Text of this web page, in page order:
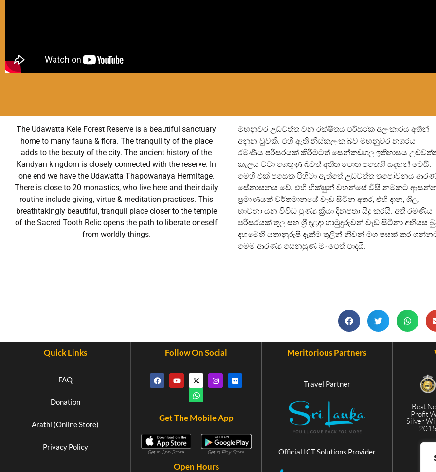
The Udawatta Kele Forest Reserve is a beautiful sanctuary
home to many fauna & flora. The tranquility of the place
adds to the beauty of the city. The ancient history of the
Kandyan kingdom is closely connected with the reserve. In
one end we have the Udawatta Thapowanaya Hermitage.
There is close to 20 monastics, who live here and their daily
routine include giving, virtue & meditation practices. This
breathtakingly beautiful, tranquil place closer to the temple
of the Sacred Tooth Relic opens the path to liberate oneself
from worldly things.
මහනුවර උඩවත්ත වන රක්ෂිතය පරිසරක අලංකාරය අතින්
අනූන වුවකි. එහි ඇති නිස්කලංක බව මහනුවර නගරය
රමණීය පරිසරයක් කිරීමටත් සෙන්කඩගල ඉතිහාසය
කැලය වටා ගෙතුණු බවත් අතීත පොත පතෙහි සදහන් වෙයි.
මෙහි එක් පසෙක පිහිටා ඇත්තේ උඩවත්ත තපෝවනය
සේනාසනය වේ. එහි භික්ෂුන් වහන්සේ විසි නමකට
ප්‍රමාණයක් වර්තමානයේ වැඩ සිටින අතර, එහි දාන, ශිල,
භාවනා යන විවිධ පුණ්‍ය ක්‍රියා දිනපතා සිදු කරයි. අති රමණිය
පරිසරයක් තුල සහ ශ්‍රී දළදා හාමුදුරුවන් වැඩ සිටිනා අභියස
දහමෙහි යතානුරුපි දැක්ම තුලින් නිවන් මග පසක් කර
මෙම ආරණ්‍ය සෙනසුණ මං පෙත් පාදයි.
Quick Links
FAQ
Donation
Arathi (Online Store)
Privacy Policy
Follow On Social
Get The Mobile App
Get in App Store Get in Play Store
Open Hours
Meritorious Partners
Travel Partner
Official ICT Solutions Provider
Best
Profit
Silver
2015